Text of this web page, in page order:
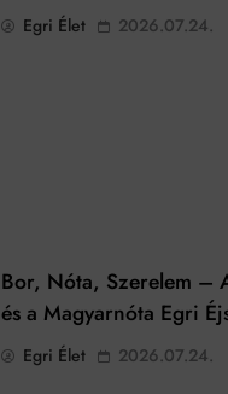
Egri Élet 2026.07.24.
Bor, Nóta, Szerelem –
és a Magyarnóta Egri
Egri Élet 2026.07.24.